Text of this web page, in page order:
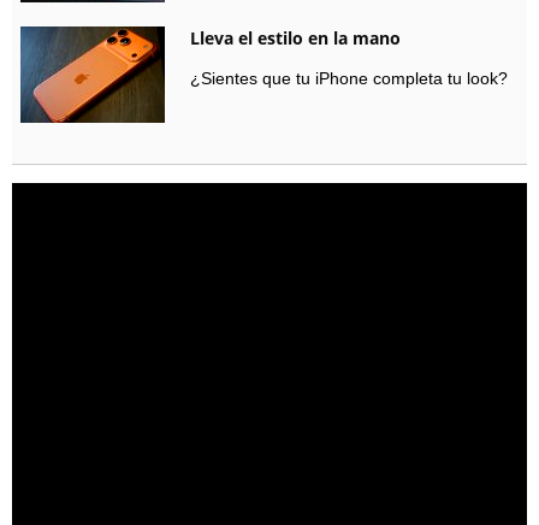
Lleva el estilo en la mano
¿Sientes que tu iPhone completa tu look?